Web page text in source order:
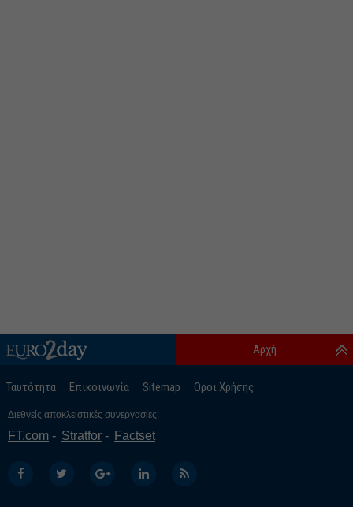
Ταυτότητα Επικοινωνία Sitemap Οροι Χρήσης
Αρχή
Διεθνείς αποκλειστικές συνεργασίες:
FT.com Stratfor Factset